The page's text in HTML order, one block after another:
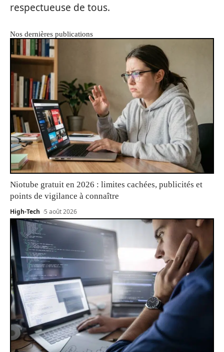
respectueuse de tous.
Nos dernières publications
Niotube gratuit en 2026 : limites cachées, publicités et
points de vigilance à connaître
High-Tech 5 août 2026